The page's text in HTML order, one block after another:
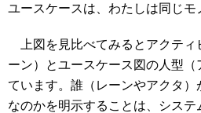
ユースケースは、わたしは同じモ
上図を見比べてみるとアクティ
ーン）とユースケース図の人型
ています。誰（レーンやアクタ
なのかを明示することは、シス